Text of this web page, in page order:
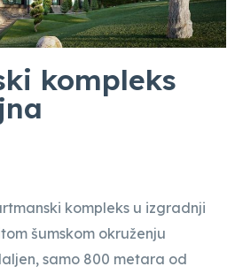
kompleks
kompleks u izgradnji
šumskom okruženju
samo 800 metara od